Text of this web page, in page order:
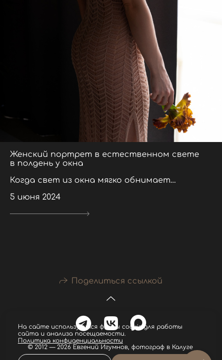
Женский портрет в естественном свете
в полдень у окна
Когда свет из окна мягко обнимает…
5 июня 2024
Поделиться ссылкой
© 2012 — 2026 Евгений Игумнов, фотограф в Калуге
На сайте используются файлы cookie для работы
сайта и анализа посещаемости.
Политика конфиденциальности